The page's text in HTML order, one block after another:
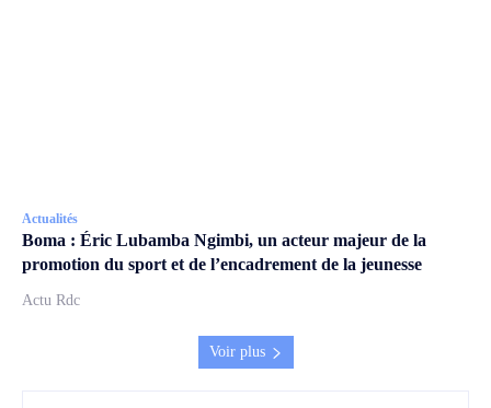
Actualités
Boma : Éric Lubamba Ngimbi, un acteur majeur de la
promotion du sport et de l’encadrement de la jeunesse
Actu Rdc
Voir plus